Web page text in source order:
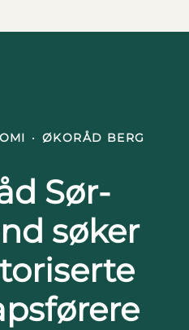
· ØKORÅD BERG
Sør-
søker